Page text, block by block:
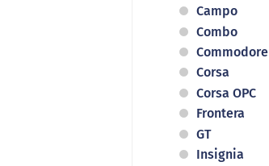
Campo
Combo
Commodore
Corsa
Corsa OPC
Frontera
GT
Insignia